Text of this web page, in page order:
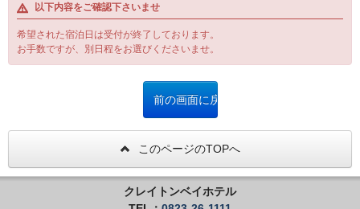
以下内容をご確認下さいませ
希望された宿泊日は受付が終了しております。
お手数ですが、別日程をお選びくださいませ。
このページのTOPへ
クレイトンベイホテル